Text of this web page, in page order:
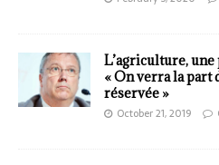
L’agriculture,
« On verra la part
réservée »
October 21, 2019